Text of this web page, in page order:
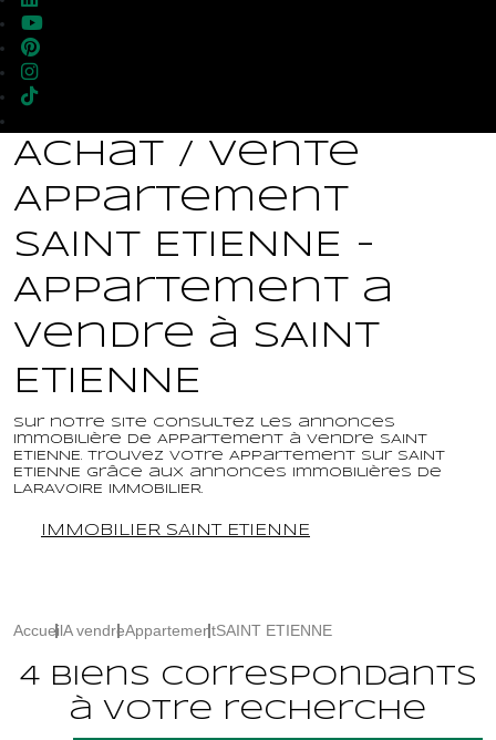
Achat / Vente
Appartement
SAINT ETIENNE -
Appartement a
vendre à SAINT
ETIENNE
Sur notre site consultez les annonces
immobilière de Appartement à vendre SAINT
ETIENNE. Trouvez votre Appartement sur SAINT
ETIENNE grâce aux annonces immobilières de
LARAVOIRE IMMOBILIER.
IMMOBILIER SAINT ETIENNE
AccueilA vendreAppartementSAINT ETIENNE
4 biens correspondants
à votre recherche